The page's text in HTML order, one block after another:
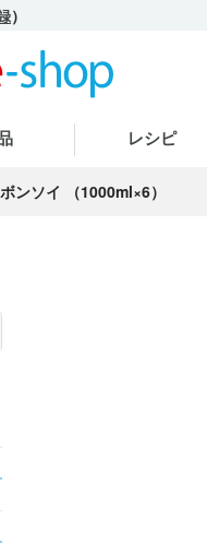
）
レシピ
ボンソイ （1000ml×6）